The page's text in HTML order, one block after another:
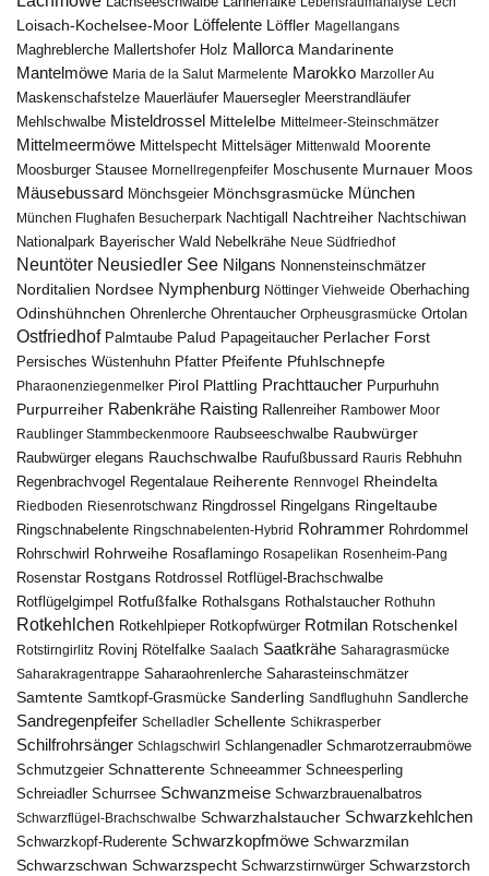
Loisach-Kochelsee-Moor Löffelente Löffler Magellangans
Maghreblerche Mallertshofer Holz Mallorca Mandarinente
Mantelmöwe Maria de la Salut Marmelente Marokko Marzoller Au
Maskenschafstelze Mauerläufer Mauersegler Meerstrandläufer
Mehlschwalbe Misteldrossel Mittelelbe Mittelmeer-Steinschmätzer
Mittelmeermöwe Mittelspecht Mittelsäger Mittenwald Moorente
Moosburger Stausee Mornellregenpfeifer Moschusente Murnauer Moos
Mäusebussard Mönchsgeier Mönchsgrasmücke München
München Flughafen Besucherpark Nachtigall Nachtreiher Nachtschiwan
Nationalpark Bayerischer Wald Nebelkrähe Neue Südfriedhof
Neuntöter Neusiedler See Nilgans Nonnensteinschmätzer
Norditalien Nordsee Nymphenburg Nöttinger Viehweide Oberhaching
Odinshühnchen Ohrenlerche Ohrentaucher Orpheusgrasmücke Ortolan
Ostfriedhof Palmtaube Palud Papageitaucher Perlacher Forst
Persisches Wüstenhuhn Pfatter Pfeifente Pfuhlschnepfe
Pharaonenziegenmelker Pirol Plattling Prachttaucher Purpurhuhn
Purpurreiher Rabenkrähe Raisting Rallenreiher Rambower Moor
Raublinger Stammbeckenmoore Raubseeschwalbe Raubwürger
Raubwürger elegans Rauchschwalbe Raufußbussard Rauris Rebhuhn
Regenbrachvogel Regentalaue Reiherente Rennvogel Rheindelta
Riedboden Riesenrotschwanz Ringdrossel Ringelgans Ringeltaube
Ringschnabelente Ringschnabelenten-Hybrid Rohrammer Rohrdommel
Rohrschwirl Rohrweihe Rosaflamingo Rosapelikan Rosenheim-Pang
Rosenstar Rostgans Rotdrossel
Rotflügel-Brachschwalbe
Rotflügelgimpel Rotfußfalke Rothalsgans Rothalstaucher Rothuhn
Rotkehlchen Rotkehlpieper Rotkopfwürger Rotmilan Rotschenkel
Rotstirngirlitz Rovinj Rötelfalke Saalach Saatkrähe Saharagrasmücke
Saharakragentrappe Saharaohrenlerche Saharasteinschmätzer
Samtente Samtkopf-Grasmücke Sanderling Sandflughuhn Sandlerche
Sandregenpfeifer Schelladler Schellente Schikrasperber
Schilfrohrsänger Schlagschwirl Schlangenadler Schmarotzerraubmöwe
Schmutzgeier Schnatterente Schneeammer Schneesperling
Schreiadler Schurrsee Schwanzmeise Schwarzbrauenalbatros
Schwarzflügel-Brachschwalbe Schwarzhalstaucher Schwarzkehlchen
Schwarzkopf-Ruderente Schwarzkopfmöwe Schwarzmilan
Schwarzschwan Schwarzspecht Schwarzstirnwürger Schwarzstorch